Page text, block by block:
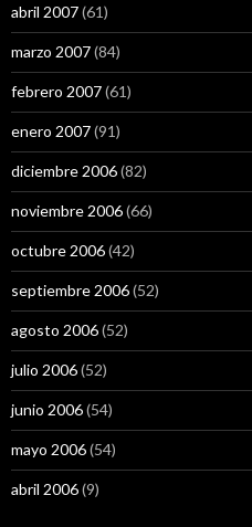
abril 2007(61)
marzo 2007(84)
febrero 2007(61)
enero 2007(91)
diciembre 2006(82)
noviembre 2006(66)
octubre 2006(42)
septiembre 2006(52)
agosto 2006(52)
julio 2006(52)
junio 2006(54)
mayo 2006(54)
abril 2006(9)